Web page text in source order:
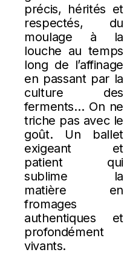
précis, hérités et
respectés, du
moulage à la
louche au temps
long de l’affinage
en passant par la
culture des
ferments… On ne
triche pas avec le
goût. Un ballet
exigeant et
patient qui
sublime la
matière en
fromages
authentiques et
profondément
vivants.